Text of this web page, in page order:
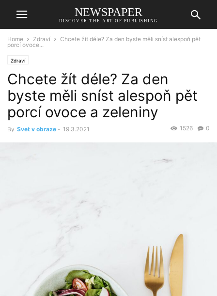
NEWSPAPER
DISCOVER THE ART OF PUBLISHING
Home Zdraví
Chcete žít déle? Za den byste měli sníst alespoň pět
porcí ovoce...
Zdraví
Chcete žít déle? Za den
byste měli sníst alespoň pět
porcí ovoce a zeleniny
By Svet v obraze - 19.3.2021 0
1526